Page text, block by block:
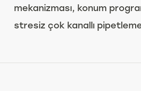
mekanizması, konum
stresiz çok kanallı